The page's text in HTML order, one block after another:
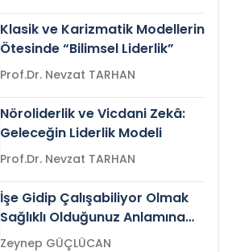
Klasik ve Karizmatik Modellerin
Ötesinde “Bilimsel Liderlik”
Prof.Dr. Nevzat TARHAN
Nöroliderlik ve Vicdani Zekâ:
Geleceğin Liderlik Modeli
Prof.Dr. Nevzat TARHAN
İşe Gidip Çalışabiliyor Olmak
Sağlıklı Olduğunuz Anlamına
Gelir mi?Zeynep GÜÇLÜCAN